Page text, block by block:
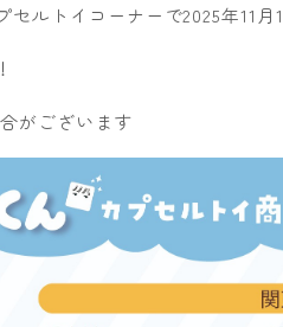
ルトイコーナーで2025年11月
がございます